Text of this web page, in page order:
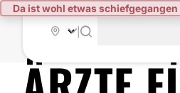
Da ist wohl etwas schiefgegangen